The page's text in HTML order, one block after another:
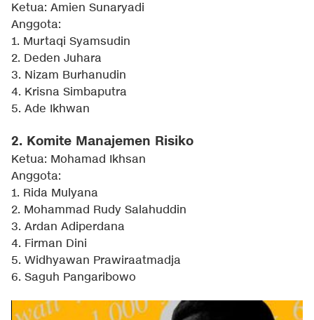
Ketua: Amien Sunaryadi
Anggota:
1. Murtaqi Syamsudin
2. Deden Juhara
3. Nizam Burhanudin
4. Krisna Simbaputra
5. Ade Ikhwan
2. Komite Manajemen Risiko
Ketua: Mohamad Ikhsan
Anggota:
1. Rida Mulyana
2. Mohammad Rudy Salahuddin
3. Ardan Adiperdana
4. Firman Dini
5. Widhyawan Prawiraatmadja
6. Saguh Pangaribowo